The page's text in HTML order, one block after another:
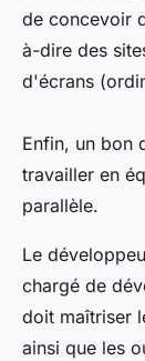
de concevoir
à-dire des
d'écrans
Enfin, un bon
travailler en
parallèle.
Le
chargé de
doit maîtriser
ainsi que les